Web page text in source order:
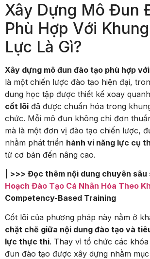
Xây Dựng Mô Đun
Phù Hợp Với
Lực Là Gì?
Xây dựng mô đun đào tạo phù hợp
là một chiến lược đào tạo hiện đại,
dung học tập được thiết kế xoay
cốt lõi đã được chuẩn hóa trong
chức. Mỗi mô đun không chỉ đơn
mà là một đơn vị đào tạo chiến lược,
nhằm phát triển hành vi năng lực cụ
từ cơ bản đến nâng cao.
| >>> Đọc thêm nội dung chuyên sâu
Hoạch Đào Tạo Cá Nhân Hóa Theo
Competency-Based Training
Cốt lõi của phương pháp này nằm ở
chặt chẽ giữa nội dung đào tạo và
lực thực thi. Thay vì tổ chức các
đun đào tạo được xây dựng nhằm